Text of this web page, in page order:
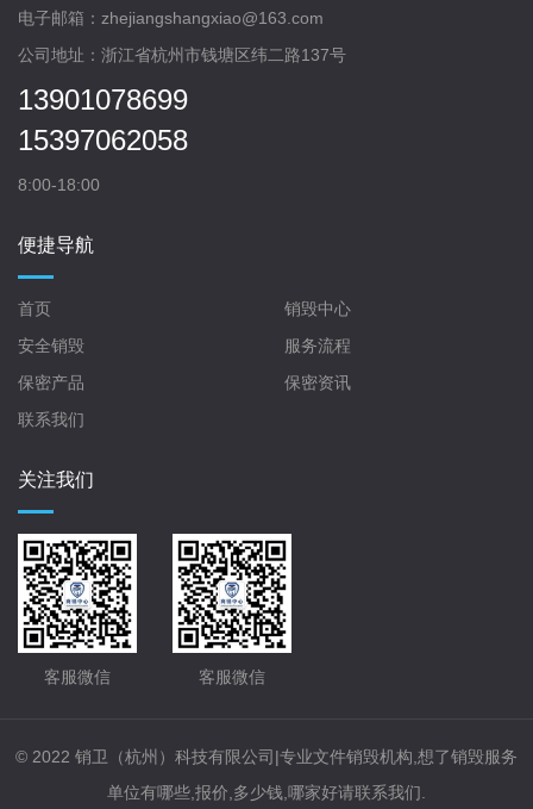
电子邮箱：zhejiangshangxiao@163.com
公司地址：浙江省杭州市钱塘区纬二路137号
13901078699
15397062058
8:00-18:00
便捷导航
首页
销毁中心
安全销毁
服务流程
保密产品
保密资讯
联系我们
关注我们
客服微信 客服微信
© 2022 销卫（杭州）科技有限公司|专业文件销毁机构,想了销毁服务
单位有哪些,报价,多少钱,哪家好请联系我们.